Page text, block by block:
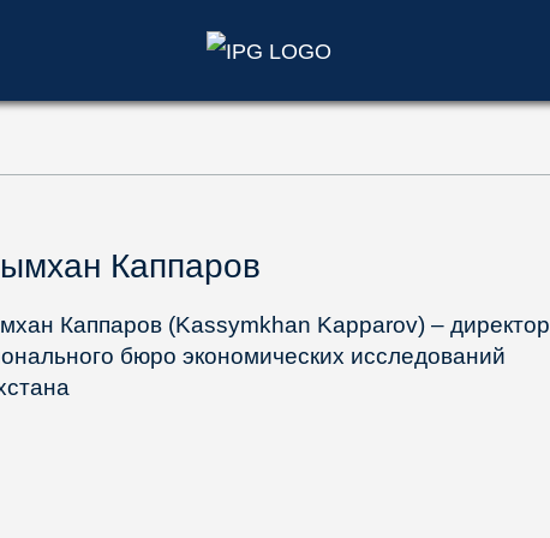
Каппаров
Каппаров (Kassymkhan Kapparov) – директор
бюро экономических исследований